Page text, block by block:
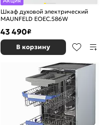
Шкаф духовой электрический
MAUNFELD EOEС.586W
43 490₽
В корзину